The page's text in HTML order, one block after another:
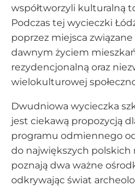
współtworzyli kulturalną
Podczas tej wycieczki
poprzez miejsca
dawnym życiem
rezydencjonalną oraz
wielokulturowej
Dwudniowa wycieczka
jest ciekawą propozycją
programu odmiennego
do największych polskich
poznają dwa ważne
odkrywając świat